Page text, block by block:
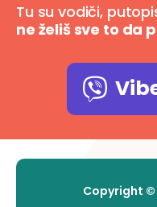
Tu su vodiči,
ne želiš sve to da
Copyright